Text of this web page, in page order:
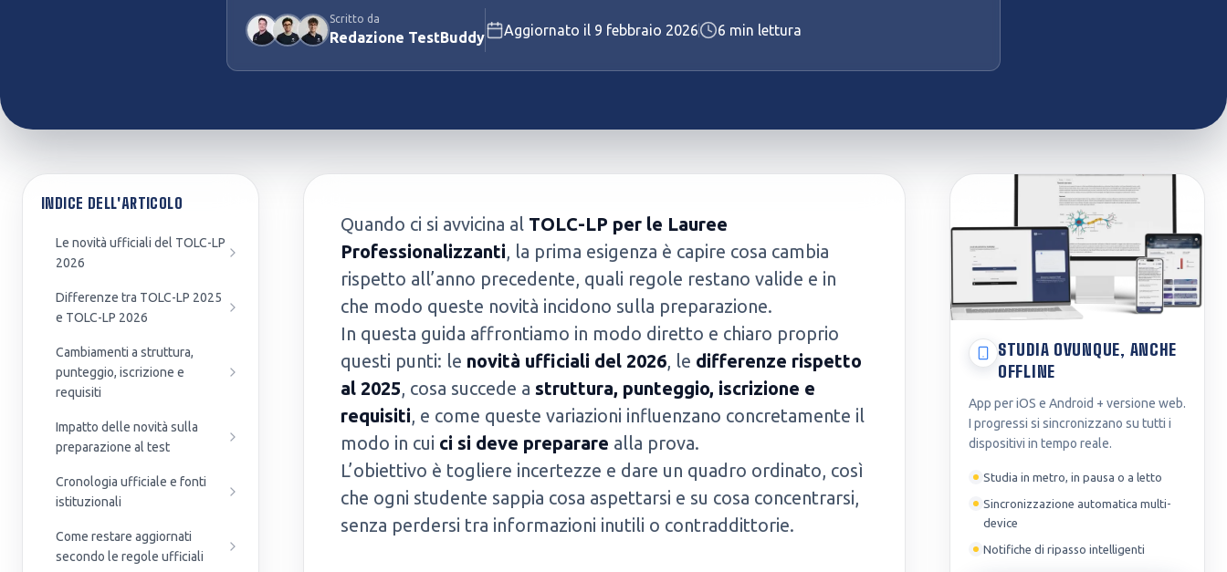
Test Professioni Sanitarie
Preparazione Concorsi
Enti, agenzie e amministrazioni
Polizia Penitenziaria
Vigili del Fuoco
Vedi tutti i concorsi disponibili
Scritto da
Redazione TestBuddy Aggiornato il 9 febbraio 2026 6 min lettura
INDICE DELL'ARTICOLO
Le novità ufficiali del TOLC-LP
2026
Differenze tra TOLC-LP 2025
e TOLC-LP 2026
Cambiamenti a struttura,
punteggio, iscrizione e
requisiti
Impatto delle novità sulla
preparazione al test
Cronologia ufficiale e fonti
istituzionali
Come restare aggiornati
secondo le regole ufficiali
Quando ci si avvicina al TOLC-LP per le Lauree
Professionalizzanti, la prima esigenza è capire cosa cambia
rispetto all’anno precedente, quali regole restano valide e in
che modo queste novità incidono sulla preparazione.
In questa guida affrontiamo in modo diretto e chiaro proprio
questi punti: le novità ufficiali del 2026, le differenze rispetto
al 2025, cosa succede a struttura, punteggio, iscrizione e
requisiti, e come queste variazioni influenzano concretamente il
modo in cui ci si deve preparare alla prova.
L’obiettivo è togliere incertezze e dare un quadro ordinato, così
che ogni studente sappia cosa aspettarsi e su cosa concentrarsi,
senza perdersi tra informazioni inutili o contraddittorie.
STUDIA OVUNQUE, ANCHE
OFFLINE
App per iOS e Android + versione web.
I progressi si sincronizzano su tutti i
dispositivi in tempo reale.
Studia in metro, in pausa o a letto
Sincronizzazione automatica multi-
device
Notifiche di ripasso intelligenti